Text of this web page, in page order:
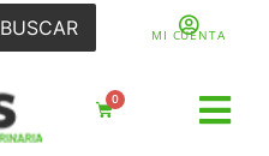
BUSCAR MI CUENTA
0